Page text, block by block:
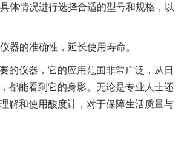
体情况进行选择合适的型号和规格，以
器的准确性，延长使用寿命。
的仪器，它的应用范围非常广泛，从日
都能看到它的身影。无论是专业人士还
解和使用酸度计，对于保障生活质量与